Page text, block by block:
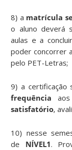
8) a matrícula
o aluno deverá
aulas e a
poder concorrer
pelo PET-Letras;
9) a certificação
frequência
satisfatório,
10) nesse
de NÍVEL1.